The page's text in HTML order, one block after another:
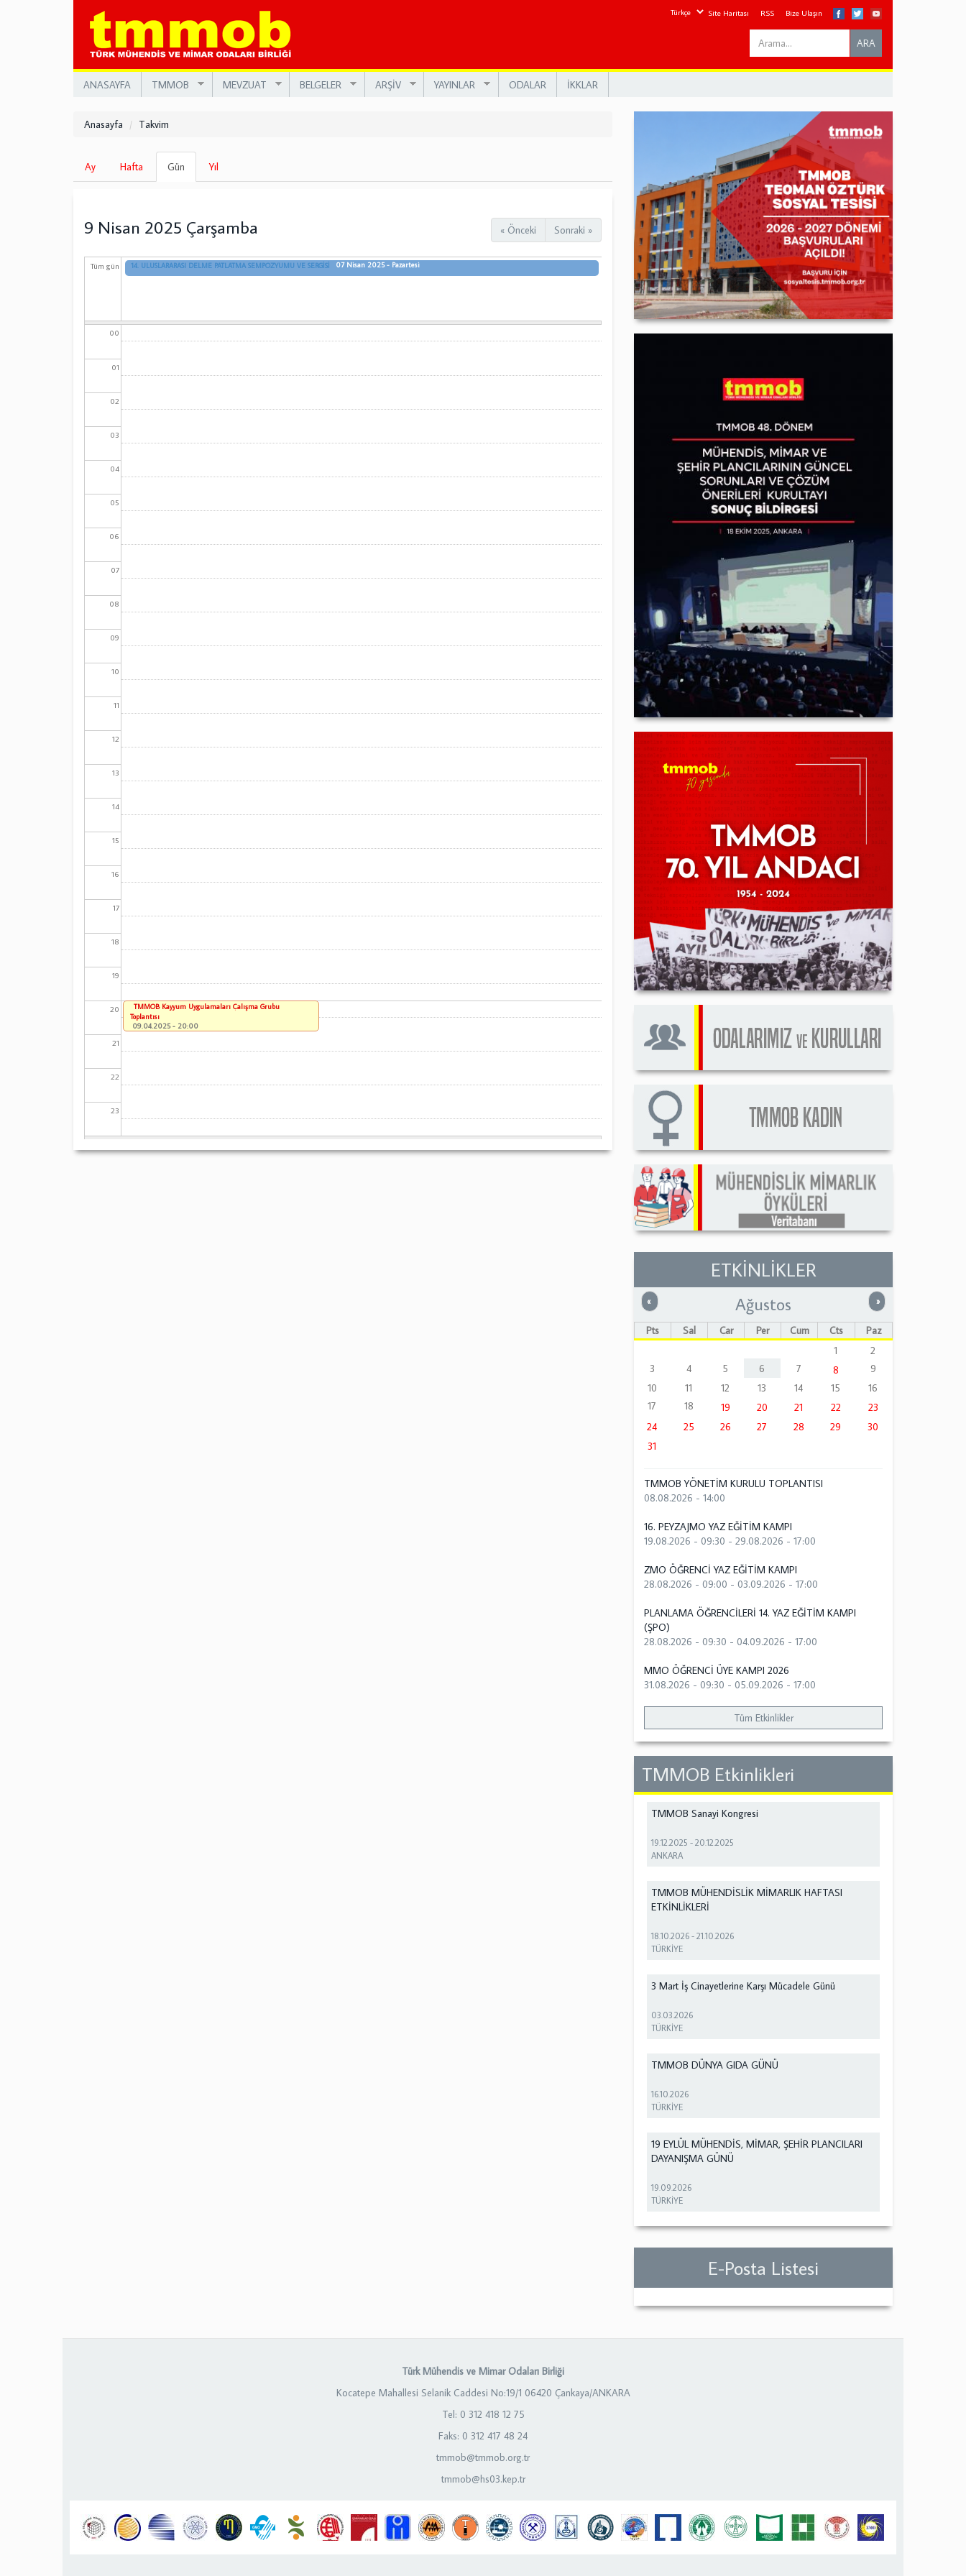
Site Haritası RSS Bize Ulaşın
Search
this
ARA
ANASAYFA TMMOB MEVZUAT BELGELER ARŞİV YAYINLAR ODALAR İKKLAR
Anasayfa Takvim
Birincil
sekmeler
Ay Hafta Gün
sekme)
Yıl
« Önceki Sonraki »
9 Nisan 2025 Çarşamba
Tüm gün 14. ULUSLARARASI DELME PATLATMA SEMPOZYUMU VE SERGİSİ 07 Nisan 2025 - Pazartesi
00
01
02
03
04
05
06
07
08
09
10
11
12
13
14
15
16
17
18
19
20
21
22
23
TMMOB Kayyum Uygulamaları Çalışma Grubu
Toplantısı
09.04.2025 - 20:00
ETKİNLİKLER
« Önceki »Sonraki
Ağustos
Pts Sal Çar Per Cum Cts
Paz
1
2
3
4 5 6 7 8
9
10
11 12 13 14 15
16
17
18 19 20 21 22
23
24
25 26 27 28 29
30
31
TMMOB YÖNETİM KURULU TOPLANTISI
08.08.2026 - 14:00
16. PEYZAJMO YAZ EĞİTİM KAMPI
19.08.2026 - 09:30 -29.08.2026 - 17:00
ZMO ÖĞRENCİ YAZ EĞİTİM KAMPI
28.08.2026 - 09:00 -03.09.2026 - 17:00
PLANLAMA ÖĞRENCİLERİ 14. YAZ EĞİTİM KAMPI
(ŞPO)
28.08.2026 - 09:30 -04.09.2026 - 17:00
MMO ÖĞRENCİ ÜYE KAMPI 2026
31.08.2026 - 09:30 -05.09.2026 - 17:00
Tüm Etkinlikler
TMMOB Etkinlikleri
TMMOB Sanayi Kongresi
19.12.2025 -20.12.2025
ANKARA
TMMOB MÜHENDİSLİK MİMARLIK HAFTASI
ETKİNLİKLERİ
18.10.2026 -21.10.2026
TÜRKİYE
3 Mart İş Cinayetlerine Karşı Mücadele Günü
03.03.2026
TÜRKİYE
TMMOB DÜNYA GIDA GÜNÜ
16.10.2026
TÜRKİYE
19 EYLÜL MÜHENDİS, MİMAR, ŞEHİR PLANCILARI
DAYANIŞMA GÜNÜ
19.09.2026
TÜRKİYE
E-Posta Listesi
Türk Mühendis ve Mimar Odaları Birliği
Kocatepe Mahallesi Selanik Caddesi No:19/1 06420 Çankaya/ANKARA
Tel: 0 312 418 12 75
Faks: 0 312 417 48 24
tmmob@tmmob.org.tr
tmmob@hs03.kep.tr